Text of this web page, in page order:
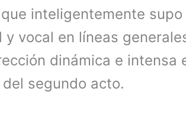
inteligentemente supo
vocal en líneas
dinámica e intensa
del segundo acto.